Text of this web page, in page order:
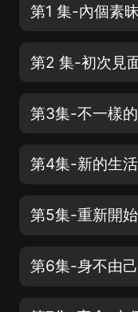
第1 集-內個素
第2 集-初次見